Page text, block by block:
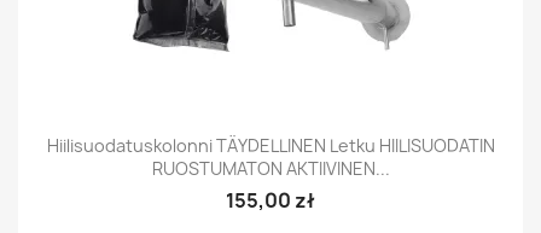
Hiilisuodatuskolonni TÄYDELLINEN Letku HIILISUODATIN
RUOSTUMATON AKTIIVINEN...
155,00 zł